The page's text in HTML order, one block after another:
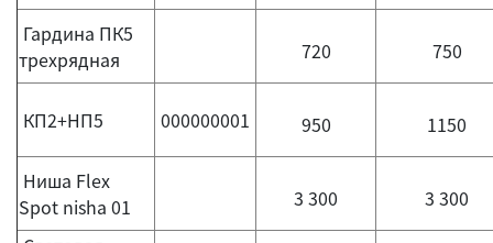
Гардина ПК5
трехрядная
720 750
КП2+НП5 000000001 950 1150
Ниша Flex
Spot nisha 01
3 300
3 300